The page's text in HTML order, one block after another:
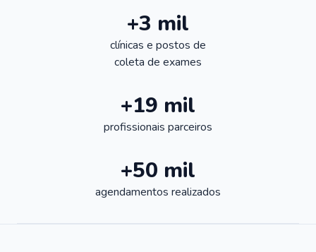
+3 mil
clínicas e postos de
coleta de exames
+19 mil
profissionais parceiros
+50 mil
agendamentos realizados